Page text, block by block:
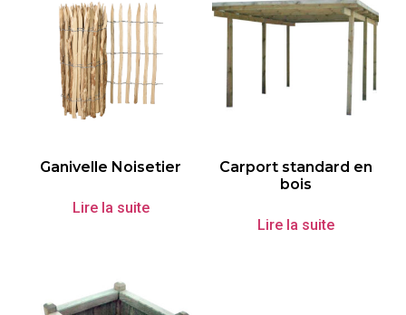
Ganivelle Noisetier
Lire la suite
Carport standard en
bois
Lire la suite